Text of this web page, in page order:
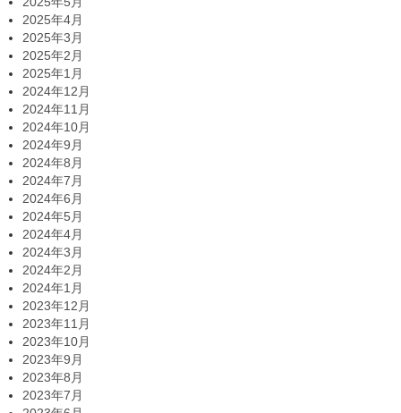
2025年4月
2025年3月
2025年2月
2025年1月
2024年12月
2024年11月
2024年10月
2024年9月
2024年8月
2024年7月
2024年6月
2024年5月
2024年4月
2024年3月
2024年2月
2024年1月
2023年12月
2023年11月
2023年10月
2023年9月
2023年8月
2023年7月